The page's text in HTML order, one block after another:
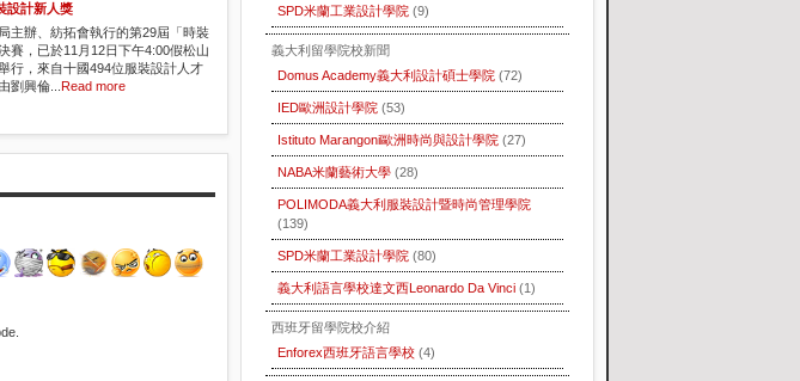
設計新人獎
主辦、紡拓會執行的第29屆「時裝
賽，已於11月12日下午4:00假松山
行，來自十國494位服裝設計人才
劉興倫...
Read more
SPD米蘭工業設計學院 (9)
義大利留學院校新聞
Domus Academy義大利設計碩士學院 (72)
IED歐洲設計學院 (53)
Istituto Marangoni歐洲時尚與設計學院 (27)
NABA米蘭藝術大學 (28)
POLIMODA義大利服裝設計暨時尚管理學院
(139)
SPD米蘭工業設計學院 (80)
義大利語言學校達文西Leonardo Da Vinci (1)
西班牙留學院校介紹
Enforex西班牙語言學校 (4)